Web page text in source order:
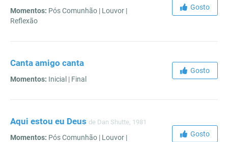
Momentos: Pós Comunhão | Louvor |
Reflexão
Gosto
Canta amigo canta
Momentos: Inicial | Final
Gosto
Aqui estou eu Deus de Dan Shutte, 1981
Momentos: Pós Comunhão | Louvor |
Gosto